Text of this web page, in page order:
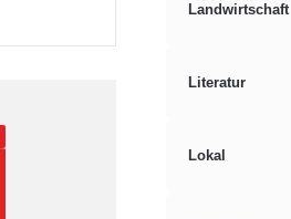
Landwirtschaft
Literatur
Lokal